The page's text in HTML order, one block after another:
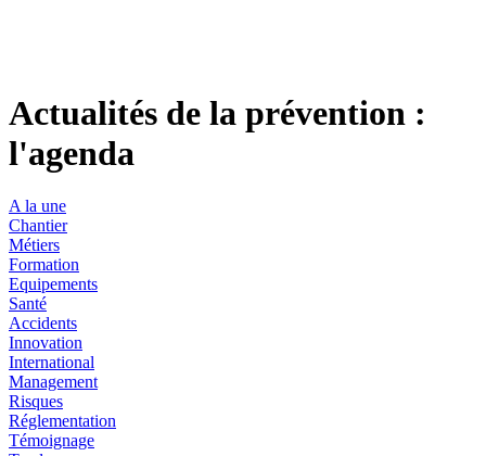
Actualités de la prévention :
l'agenda
A la une
Chantier
Métiers
Formation
Equipements
Santé
Accidents
Innovation
International
Management
Risques
Réglementation
Témoignage